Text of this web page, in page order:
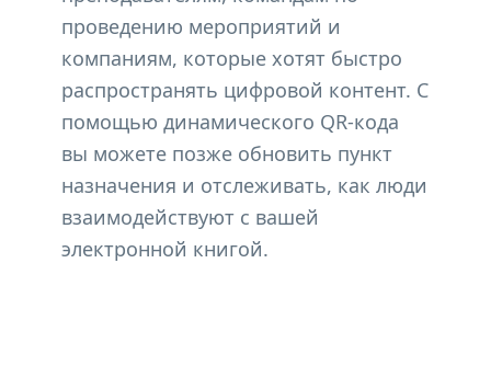
проведению мероприятий и
компаниям, которые хотят быстро
распространять цифровой контент. С
помощью динамического QR-кода
вы можете позже обновить пункт
назначения и отслеживать, как люди
взаимодействуют с вашей
электронной книгой.